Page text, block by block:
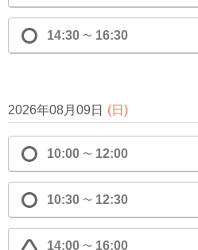
14:30 〜 16:30
2026年08月09日 (日 )
10:00 〜 12:00
10:30 〜 12:30
14:00 〜 16:00